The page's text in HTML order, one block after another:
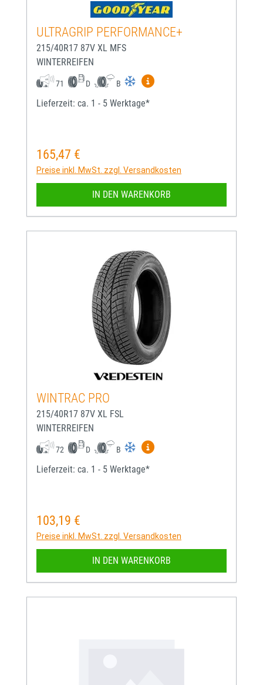
ULTRAGRIP PERFORMANCE+
215/40R17 87V XL MFS
WINTERREIFEN
71 D B
Mehr Informationen zum
Lieferzeit: ca. 1 - 5 Werktage*
Regulärer Preis:
165,47 €
Preise inkl. MwSt. zzgl. Versandkosten
IN DEN WARENKORB
WINTRAC PRO
215/40R17 87V XL FSL
WINTERREIFEN
72 D B
Mehr Informationen zum
Lieferzeit: ca. 1 - 5 Werktage*
Regulärer Preis:
103,19 €
Preise inkl. MwSt. zzgl. Versandkosten
IN DEN WARENKORB